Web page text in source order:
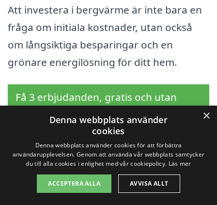
Att investera i bergvärme är inte bara en
fråga om initiala kostnader, utan också
om långsiktiga besparingar och en
grönare energilösning för ditt hem.
Få 3 erbjudanden, gratis och utan
förpliktelser
Sök efter en
professionell för
×
Denna webbplats använder
cookies
Denna webbplats använder cookies för att förbättra
användarupplevelsen. Genom att använda vår webbplats samtycker
du till alla cookies i enlighet med vår cookiepolicy. Läs mer
ACCEPTERA ALLA AVVISA ALLT